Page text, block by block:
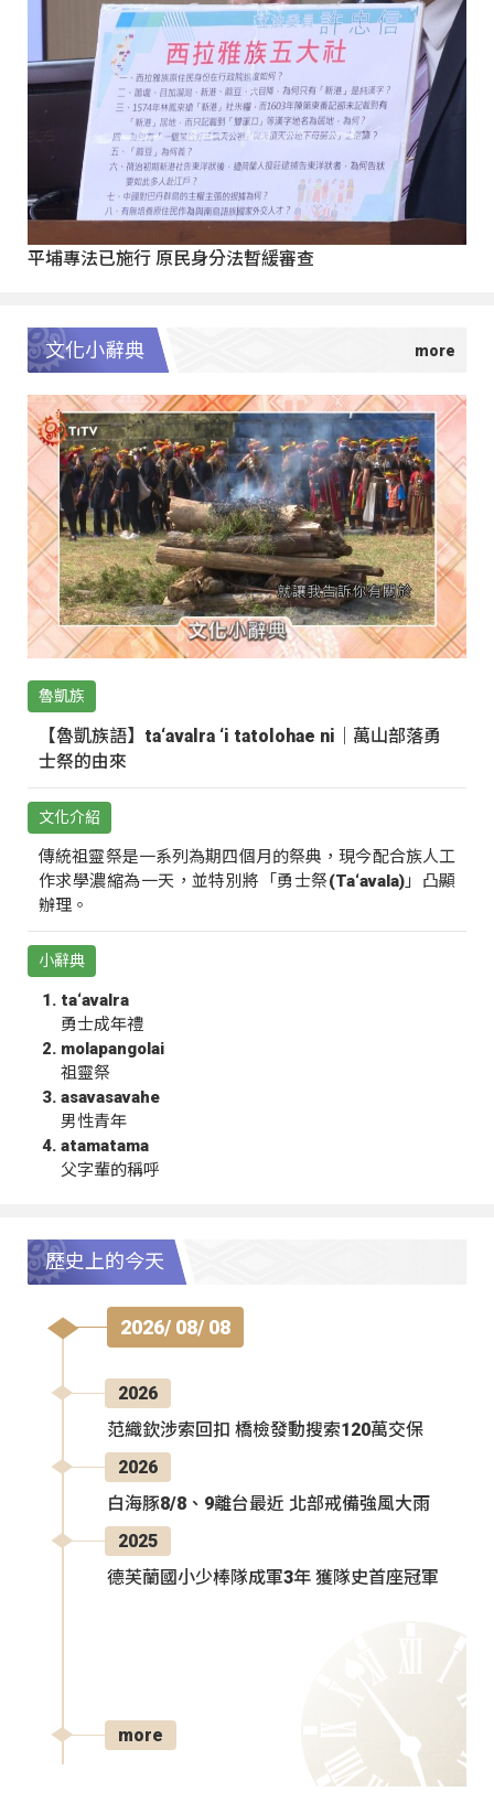
平埔專法已施行 原民身分法暫緩審查
文化小辭典
魯凱族
【魯凱族語】ta‘avalra ‘i tatolohae ni｜萬山部落勇
士祭的由來
文化介紹
傳統祖靈祭是一系列為期四個月的祭典，現今配合族人工
作求學濃縮為一天，並特別將「勇士祭(Ta‘avala)」凸顯
辦理。
小辭典
ta‘avalra
勇士成年禮
molapangolai
祖靈祭
asavasavahe
男性青年
atamatama
父字輩的稱呼
歷史上的今天
2026/ 08/ 08
2026
范織欽涉索回扣 橋檢發動搜索120萬交保
2026
白海豚8/8、9離台最近 北部戒備強風大雨
2025
德芙蘭國小少棒隊成軍3年 獲隊史首座冠軍
more